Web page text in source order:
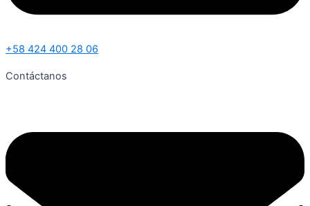
+58 424 400 28 06
Contáctanos